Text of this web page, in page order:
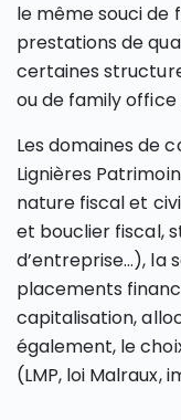
le même souci de
prestations de
certaines
ou de family office
Les domaines de
Lignières
nature fiscal et
et bouclier fiscal,
d’entreprise…), la
placements
capitalisation,
également, le
(LMP, loi Malraux,